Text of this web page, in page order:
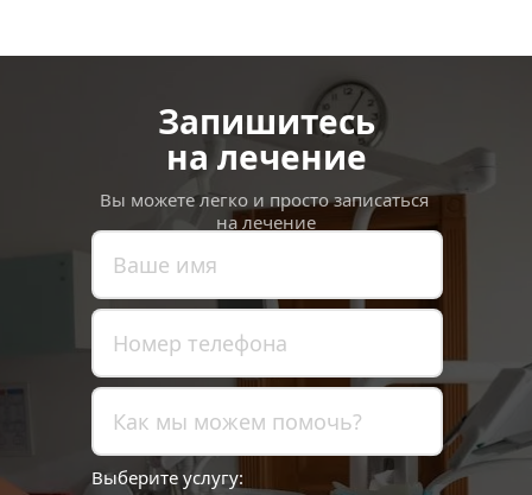
Запишитесь
на лечение
Вы можете легко и просто записаться
на лечение
Выберите услугу: